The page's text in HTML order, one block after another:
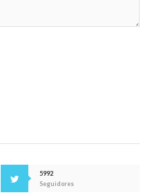
5992
Seguidores